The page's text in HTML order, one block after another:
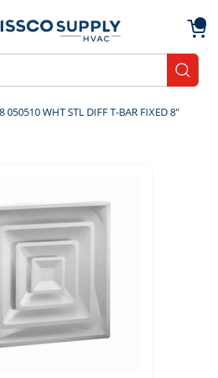
WHT STL DIFF T-BAR FIXED 8"